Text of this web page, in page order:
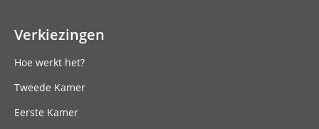
Verkiezingen
Hoe werkt het?
Tweede Kamer
Eerste Kamer